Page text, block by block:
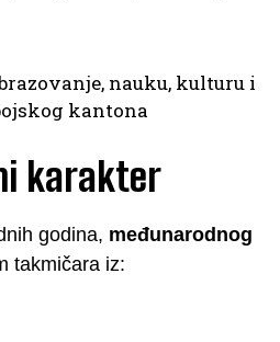
nauku, kulturu i
kantona
karakter
godina, međunarodnog
takmičara iz: